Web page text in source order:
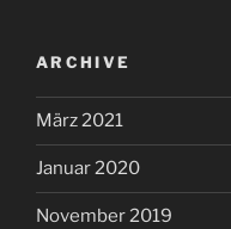
ARCHIVE
März 2021
Januar 2020
November 2019